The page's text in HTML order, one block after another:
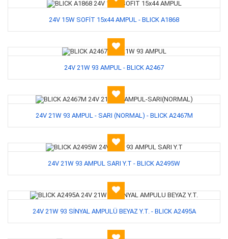
24V 15W SOFİT 15x44 AMPUL - BLICK A1868
24V 21W 93 AMPUL - BLICK A2467
24V 21W 93 AMPUL - SARI (NORMAL) - BLICK A2467M
24V 21W 93 AMPUL SARI Y.T - BLICK A2495W
24V 21W 93 SİNYAL AMPULÜ BEYAZ Y.T. - BLICK A2495A